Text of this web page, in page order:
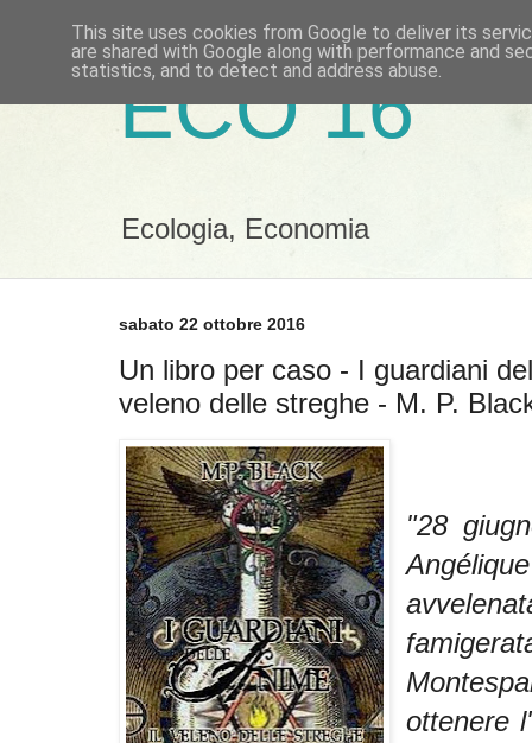
ECO 16
Ecologia, Economia
sabato 22 ottobre 2016
Un libro per caso - I guardiani
veleno delle streghe - M. P.
"28
ottenere
This site uses cookies from Google to deliver its
are shared with Google along with performance and
statistics, and to detect and address abuse.